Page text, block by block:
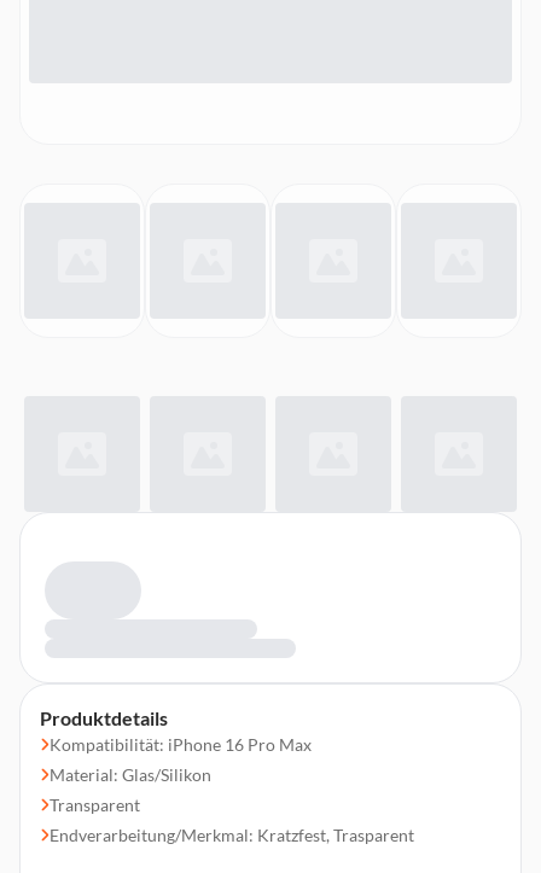
Produktdetails
Kompatibilität: iPhone 16 Pro Max
Material: Glas/Silikon
Transparent
Endverarbeitung/Merkmal: Kratzfest, Trasparent